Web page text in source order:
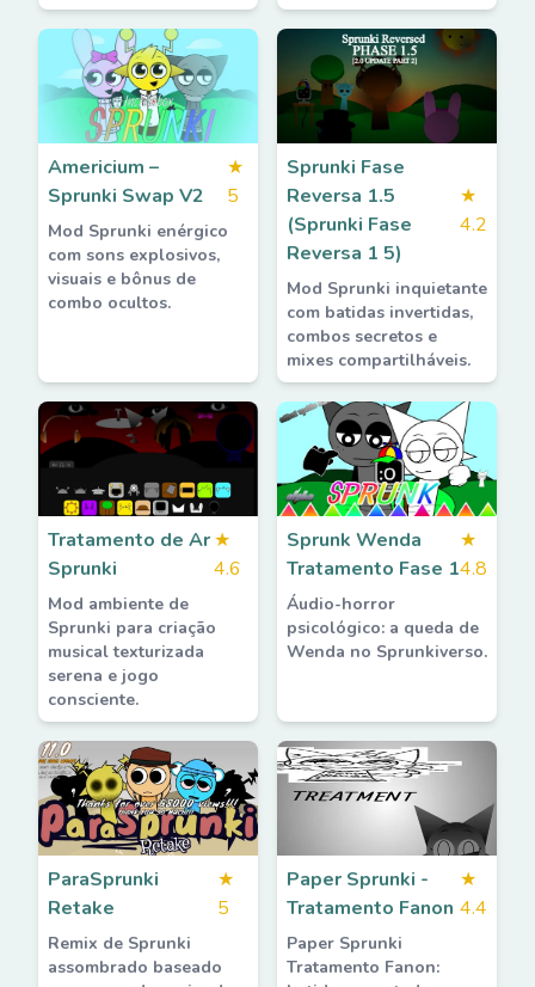
Americium –
Sprunki Swap V2
★
5
Mod Sprunki enérgico
com sons explosivos,
visuais e bônus de
combo ocultos.
Sprunki Fase
Reversa 1.5
(Sprunki Fase
Reversa 1 5)
★
4.2
Mod Sprunki inquietante
com batidas invertidas,
combos secretos e
mixes compartilháveis.
Tratamento de Ar
Sprunki
★
4.6
Mod ambiente de
Sprunki para criação
musical texturizada
serena e jogo
consciente.
Sprunk Wenda
Tratamento Fase 1
★
4.8
Áudio-horror
psicológico: a queda de
Wenda no Sprunkiverso.
ParaSprunki
Retake
★
5
Remix de Sprunki
assombrado baseado
Paper Sprunki -
Tratamento Fanon
★
4.4
Paper Sprunki
Tratamento Fanon: